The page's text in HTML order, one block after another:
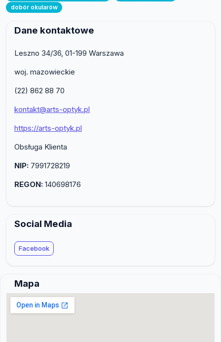
dobór okularów
Dane kontaktowe
Leszno 34/36, 01-199 Warszawa
woj. mazowieckie
(22) 862 88 70
kontakt@arts-optyk.pl
https://arts-optyk.pl
Obsługa Klienta
NIP: 7991728219
REGON: 140698176
Social Media
Facebook
Mapa